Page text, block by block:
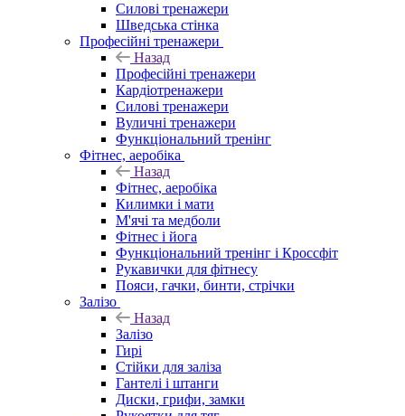
Силові тренажери
Шведська стінка
Професійні тренажери
Назад
Професійні тренажери
Кардіотренажери
Силові тренажери
Вуличні тренажери
Функціональний тренінг
Фітнес, аеробіка
Назад
Фітнес, аеробіка
Килимки і мати
М'ячі та медболи
Фітнес і йога
Функціональний тренінг і Кроссфіт
Рукавички для фітнесу
Пояси, гачки, бинти, стрічки
Залізо
Назад
Залізо
Гирі
Стійки для заліза
Гантелі і штанги
Диски, грифи, замки